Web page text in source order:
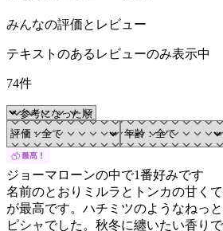
みんなの評価とレビュー
テキストのあるレビューのみ表示中
74件
ジョーマローンの中で1番好みです
名前のとおりミルラとトンカの甘く
が最高です。ハチミツのようなねっ
ピシャでした。秋冬に纏いたい香りで